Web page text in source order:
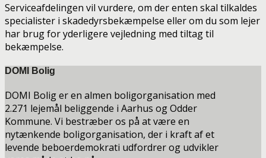
Serviceafdelingen vil vurdere, om der enten skal tilkaldes
specialister i skadedyrsbekæmpelse eller om du som lejer
har brug for yderligere vejledning med tiltag til
bekæmpelse.
DOMI Bolig
DOMI Bolig er en almen boligorganisation med
2.271 lejemål beliggende i Aarhus og Odder
Kommune. Vi bestræber os på at være en
nytænkende boligorganisation, der i kraft af et
levende beboerdemokrati udfordrer og udvikler